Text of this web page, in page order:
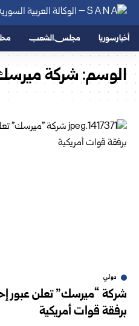
أخبار سوريا مجلس الشعب
الوسم:شركة
دولي
شركة “ميرسك” تعلن عبور
برفقة قوات أمريكية